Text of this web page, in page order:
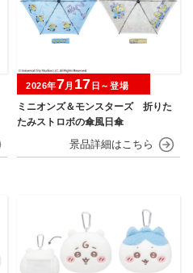
ミニオンズ＆モンスターズ 折りた
たみストロボの傘風日傘
2026年7月 17 日～登場